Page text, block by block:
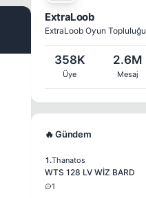
ExtraLoob
ExtraLoob Oyun Topluluğu
358K
Üye
2.6M
Mesaj
🔥 Gündem
1.Thanatos
WTS 128 LV WİZ BARD
1